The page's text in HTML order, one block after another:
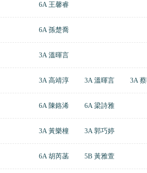
6A 王馨睿
6A 孫楚喬
3A 溫暉言
3A 高靖淳 3A 溫暉言 3A
6A 陳鉻浠 6A 梁詩雅
3A 黃樂橦 3A 郭巧婷
6A 胡芮菡 5B 黃雅萱